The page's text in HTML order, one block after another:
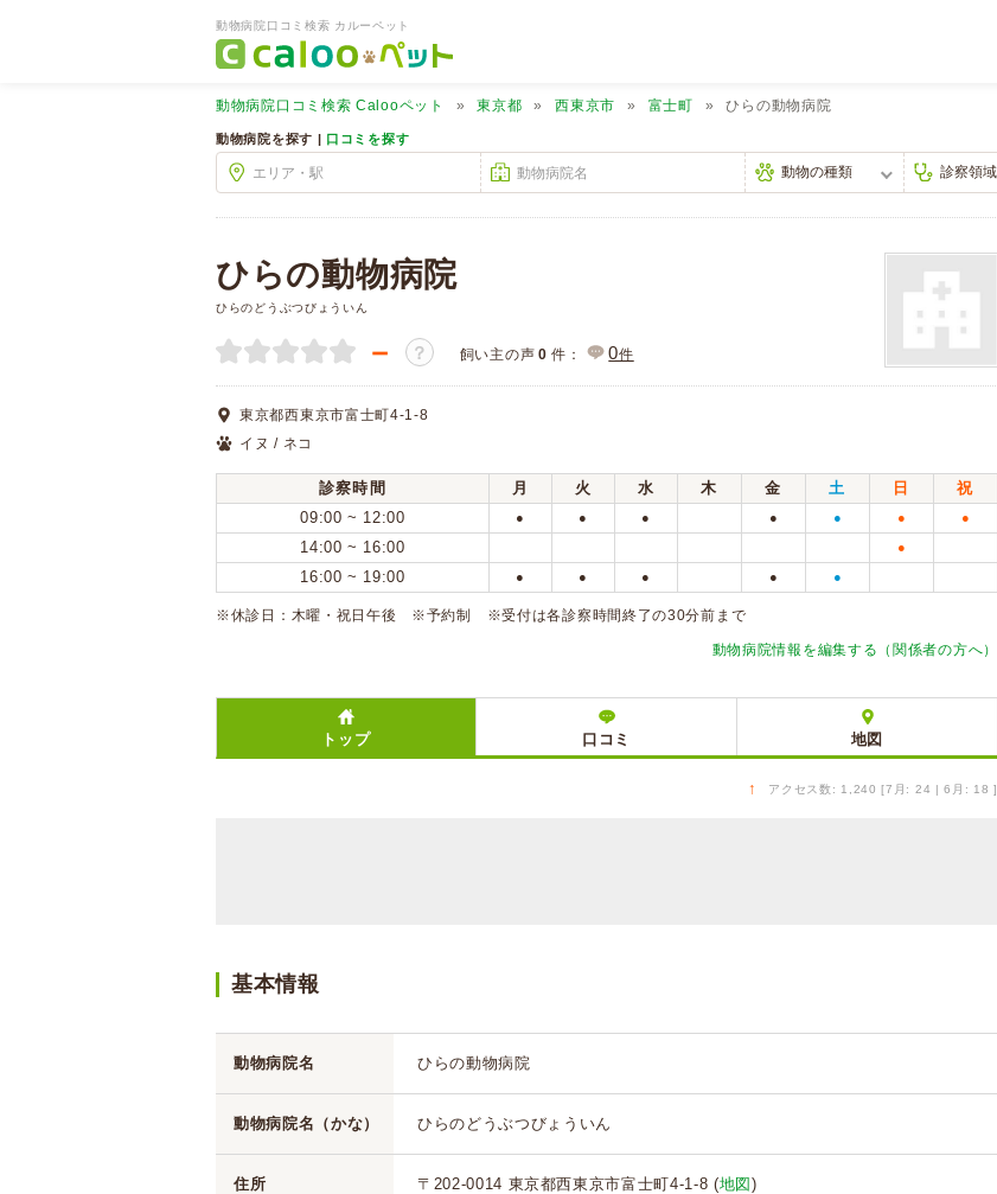
動物病院口コミ検索 カルーペット
動物病院口コミ検索 Calooペット 東京都 西東京市 富士町 ひらの動物病院
動物病院を探す | 口コミを探す
ひらの動物病院
ひらのどうぶつびょういん
－ ？ 飼い主の声 0 件： 0件
東京都西東京市富士町4-1-8
イヌ / ネコ
診察時間 月 火 水 木 金 土 日
祝
09:00 ~ 12:00
● ● ● ● ● ● ●
14:00 ~ 16:00 ●
16:00 ~ 19:00 ● ● ● ● ●
※休診日：木曜・祝日午後 ※予約制 ※受付は各診察時間終了の30分前まで
動物病院情報を編集する（関係者の方へ）
トップ 口コミ 地図
↑ アクセス数: 1,240 [7月: 24 | 6月: 18 ]
基本情報
動物病院名 ひらの動物病院
動物病院名（かな） ひらのどうぶつびょういん
住所 〒202-0014 東京都西東京市富士町4-1-8 (地図 )